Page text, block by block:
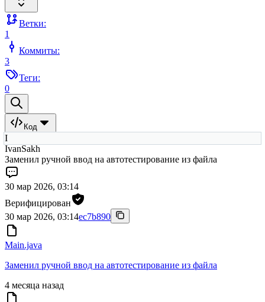
Ветки:
1
Коммиты:
3
Теги:
0
Код
I
IvanSakh
Заменил ручной ввод на автотестирование из файла
30 мар 2026, 03:14
Верифицирован
30 мар 2026, 03:14ec7b890
Main.java
Заменил ручной ввод на автотестирование из файла
4 месяца назад